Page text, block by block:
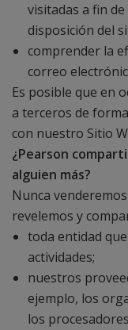
visitadas a fin
disposición del
comprender la
correo
Es posible que en
a terceros de
con nuestro Sitio
¿Pearson
alguien más?
Nunca
revelemos y
toda entidad
actividades;
nuestros
ejemplo, los
los